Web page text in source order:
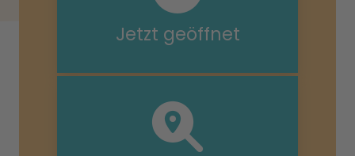
Jetzt geöffnet